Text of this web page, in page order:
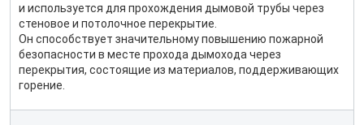
и используется для прохождения дымовой трубы через
стеновое и потолочное перекрытие.
Он способствует значительному повышению пожарной
безопасности в месте прохода дымохода через
перекрытия, состоящие из материалов, поддерживающих
горение.